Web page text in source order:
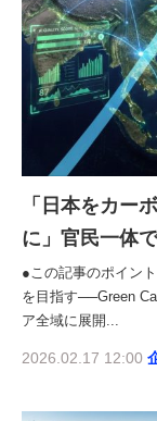
「日本をカー
に」官民一体
●この記事のポイン
を目指す──Green
ア全域に展開...
2026.02.17 12:00